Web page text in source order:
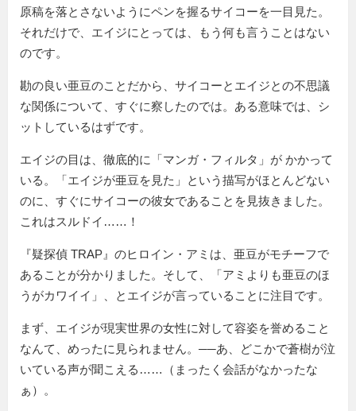
原稿を落とさないようにペンを握るサイコーを一目見た。
それだけで、エイジにとっては、もう何も言うことはない
のです。
勘の良い亜豆のことだから、サイコーとエイジとの不思議
な関係について、すぐに察したのでは。ある意味では、シ
ットしているはずです。
エイジの目は、徹底的に「マンガ・フィルタ」が かかって
いる。「エイジが亜豆を見た」という描写がほとんどない
のに、すぐにサイコーの彼女であることを見抜きました。
これはスルドイ……！
『疑探偵 TRAP』のヒロイン・アミは、亜豆がモチーフで
あることが分かりました。そして、「アミよりも亜豆のほ
うがカワイイ」、とエイジが言っていることに注目です。
まず、エイジが現実世界の女性に対して容姿を誉めること
なんて、めったに見られません。──あ、どこかで蒼樹が泣
いている声が聞こえる……（まったく会話がなかったな
ぁ）。